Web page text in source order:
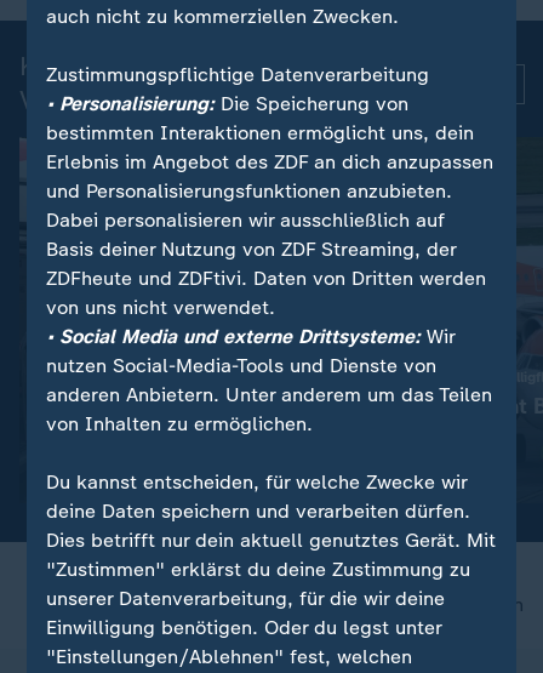
Kurznachrichten: Aktuelle
Videos
25 Verletzte nach Kollision:
Gelsenkirchen:
Straßenbahnen stoßen
Video
US-Investor kauft
Apollo gewinnt
Video 0:25
nach oben
auch nicht zu kommerziellen Zwecken.
Zustimmungspflichtige Datenverarbeitung
• Personalisierung:Die Speicherung von
bestimmten Interaktionen ermöglicht uns, dein
Erlebnis im Angebot des ZDF an dich anzupassen
und Personalisierungsfunktionen anzubieten.
Dabei personalisieren wir ausschließlich auf
Basis deiner Nutzung von ZDF Streaming, der
ZDFheute und ZDFtivi. Daten von Dritten werden
von uns nicht verwendet.
• Social Media und externe Drittsysteme:Wir
nutzen Social-Media-Tools und Dienste von
anderen Anbietern. Unter anderem um das Teilen
von Inhalten zu ermöglichen.
Du kannst entscheiden, für welche Zwecke wir
deine Daten speichern und verarbeiten dürfen.
Dies betrifft nur dein aktuell genutztes Gerät. Mit
"Zustimmen" erklärst du deine Zustimmung zu
unserer Datenverarbeitung, für die wir deine
Einwilligung benötigen. Oder du legst unter
"Einstellungen/Ablehnen" fest, welchen